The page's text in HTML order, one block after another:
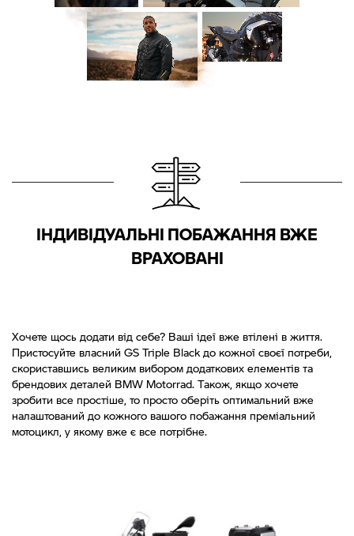
ІНДИВІДУАЛЬНІ ПОБАЖАННЯ ВЖЕ
ВРАХОВАНІ
Хочете щось додати від себе? Ваші ідеї вже втілені в життя.
Пристосуйте власний GS Triple Black до кожної своєї потреби,
скориставшись великим вибором додаткових елементів та
брендових деталей BMW Motorrad. Також, якщо хочете
зробити все простіше, то просто оберіть оптимальний вже
налаштований до кожного вашого побажання преміальний
мотоцикл, у якому вже є все потрібне.